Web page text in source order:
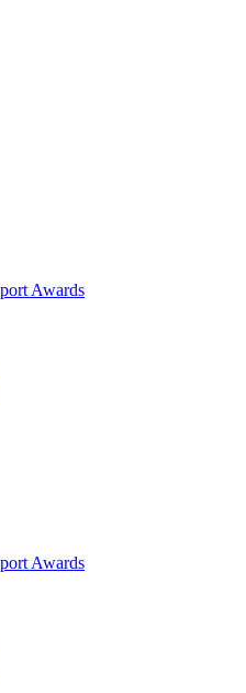
Awards
Awards